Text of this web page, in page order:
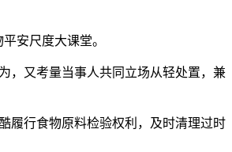
安尺度大课堂。
又考量当事人共同立场从轻处置，兼
行食物原料检验权利，及时清理过时